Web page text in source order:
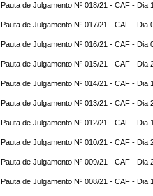
Pauta de Julgamento Nº 018/21 - CAF - Dia
Pauta de Julgamento Nº 017/21 - CAF - Dia
Pauta de Julgamento Nº 016/21 - CAF - Dia
Pauta de Julgamento Nº 015/21 - CAF - Dia
Pauta de Julgamento Nº 014/21 - CAF - Dia
Pauta de Julgamento Nº 013/21 - CAF - Dia
Pauta de Julgamento Nº 012/21 - CAF - Dia
Pauta de Julgamento Nº 010/21 - CAF - Dia
Pauta de Julgamento Nº 009/21 - CAF - Dia
Pauta de Julgamento Nº 008/21 - CAF - Dia